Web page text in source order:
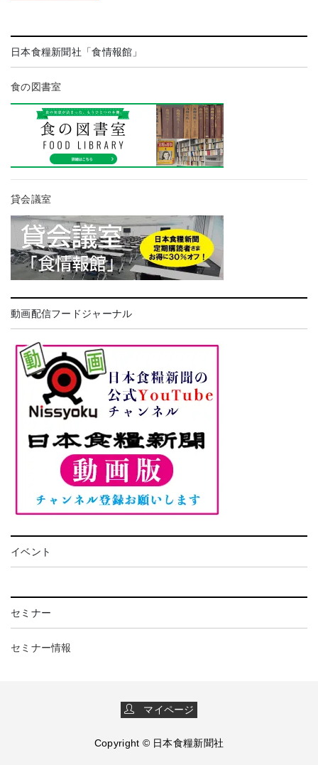
日本食糧新聞社「食情報館」
食の図書室
貸会議室
動画配信フードジャーナル
イベント
セミナー
セミナー情報
マイページ
Copyright © 日本食糧新聞社